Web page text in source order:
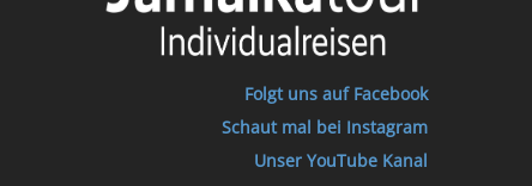
Folgt uns auf Facebook
Schaut mal bei Instagram
Unser YouTube Kanal